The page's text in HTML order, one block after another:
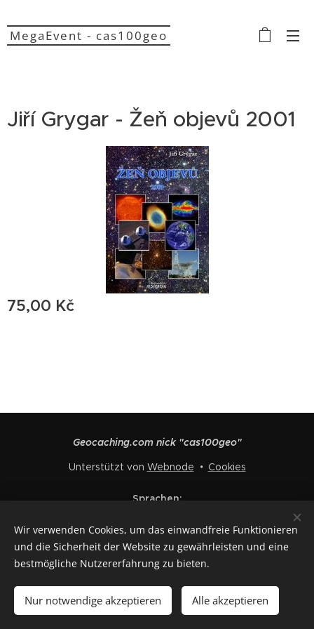
MegaEvent - cas100geo
Jiří Grygar - Žeň objevů 2001
75,00 Kč
Zum Warenkorb hinzufügen
Geocaching.com nick "cas100geo"
Unterstützt von Webnode Cookies
Sprachen
Italiano
Wir verwenden Cookies, um das einwandfreie Funktionieren
und die Sicherheit der Website zu gewährleisten und eine
bestmögliche Nutzererfahrung zu bieten.
Nur notwendige akzeptieren Alle akzeptieren